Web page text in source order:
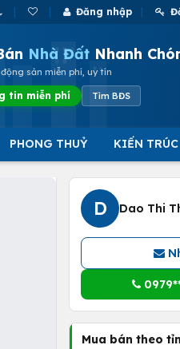
Đăng nhập
Nhà Đất Nhanh
sản miễn phí, uy tín
tin miễn phí Tìm BĐS
PHONG THUỶ KIẾN TRÚC
D Dao Thi
Mua bán theo